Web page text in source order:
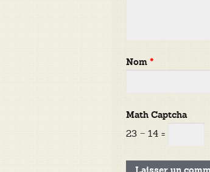
Nom*
Math Captcha
23 − 14 =